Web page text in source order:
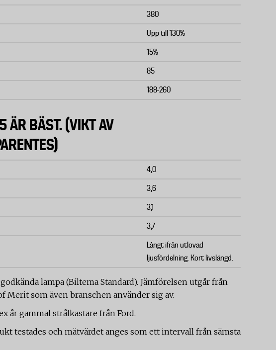
380
Upp till 130%
15%
85
188-260
ÄR BÄST. (VIKT AV
4,0
3,6
3,1
3,7
Långt ifrån utlovad
ljusfördelning. Kort livslängd.
lampa (Biltema Standard). Jämförelsen utgår från
Merit som även branschen använder sig av.
år gammal strålkastare från Ford.
testades och mätvärdet anges som ett intervall från sämsta